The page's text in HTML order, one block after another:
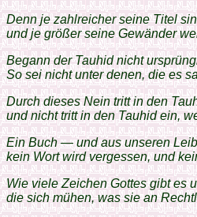
Denn je zahlreicher seine Titel
und je größer seine Gewänder
Begann der Tauhid nicht
So sei nicht unter denen, die es
Durch dieses Nein tritt in den
und nicht tritt in den Tauhid ein,
Ein Buch — und aus unseren
kein Wort wird vergessen, und
Wie viele Zeichen Gottes gibt es
die sich mühen, was sie an